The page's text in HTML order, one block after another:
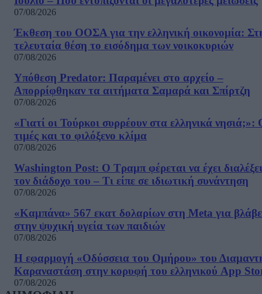
07/08/2026
Έκθεση του ΟΟΣΑ για την ελληνική οικονομία:
τελευταία θέση το εισόδημα των νοικοκυριών
07/08/2026
Υπόθεση Predator: Παραμένει στο αρχείο –
Απορρίφθηκαν τα αιτήματα Σαμαρά και Σπίρτζη
07/08/2026
«Γιατί οι Τούρκοι συρρέουν στα ελληνικά νησιά;»:
τιμές και το φιλόξενο κλίμα
07/08/2026
Washington Post: Ο Τραμπ φέρεται να έχει διαλέξει
τον διάδοχο του – Τι είπε σε ιδιωτική συνάντηση
07/08/2026
«Καμπάνα» 567 εκατ δολαρίων στη Meta για
στην ψυχική υγεία των παιδιών
07/08/2026
Η εφαρμογή «Οδύσσεια του Ομήρου» του
Καραναστάση στην κορυφή του ελληνικού App
07/08/2026